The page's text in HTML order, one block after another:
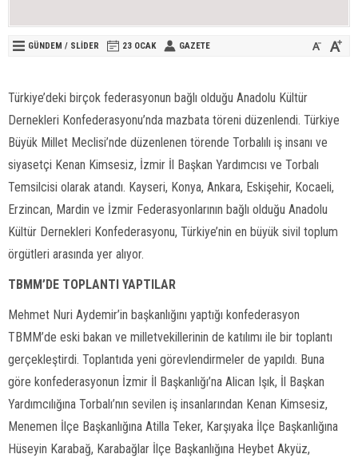
GÜNDEM / SLİDER 23 OCAK GAZETE
Türkiye’deki birçok federasyonun bağlı olduğu Anadolu Kültür
Dernekleri Konfederasyonu’nda mazbata töreni düzenlendi. Türkiye
Büyük Millet Meclisi’nde düzenlenen törende Torbalılı iş insanı ve
siyasetçi Kenan Kimsesiz, İzmir İl Başkan Yardımcısı ve Torbalı
Temsilcisi olarak atandı. Kayseri, Konya, Ankara, Eskişehir, Kocaeli,
Erzincan, Mardin ve İzmir Federasyonlarının bağlı olduğu Anadolu
Kültür Dernekleri Konfederasyonu, Türkiye’nin en büyük sivil toplum
örgütleri arasında yer alıyor.
TBMM’DE TOPLANTI YAPTILAR
Mehmet Nuri Aydemir’in başkanlığını yaptığı konfederasyon
TBMM’de eski bakan ve milletvekillerinin de katılımı ile bir toplantı
gerçekleştirdi. Toplantıda yeni görevlendirmeler de yapıldı. Buna
göre konfederasyonun İzmir İl Başkanlığı’na Alican Işık, İl Başkan
Yardımcılığına Torbalı’nın sevilen iş insanlarından Kenan Kimsesiz,
Menemen İlçe Başkanlığına Atilla Teker, Karşıyaka İlçe Başkanlığına
Hüseyin Karabağ, Karabağlar İlçe Başkanlığına Heybet Akyüz,